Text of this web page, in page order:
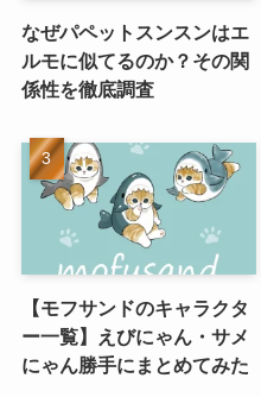
なぜパペットスンスンはエ
ルモに似てるのか？その関
係性を徹底調査
【モフサンドのキャラクタ
ー一覧】えびにゃん・サメ
にゃん勝手にまとめてみた